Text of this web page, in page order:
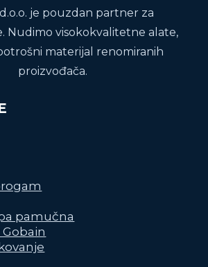
d.o.o. je pouzdan partner za
Nudimo visokokvalitetne alate,
materijal renomiranih
proizvođača.
pamučna